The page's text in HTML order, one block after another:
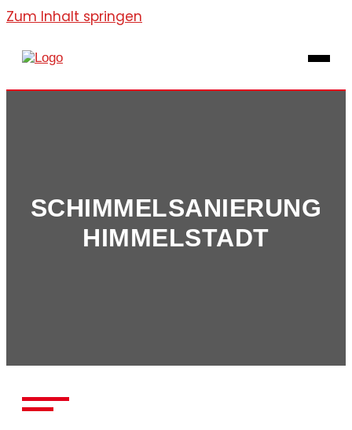
Zum Inhalt springen
SCHIMMEL­SANIERUNG
HIMMELSTADT